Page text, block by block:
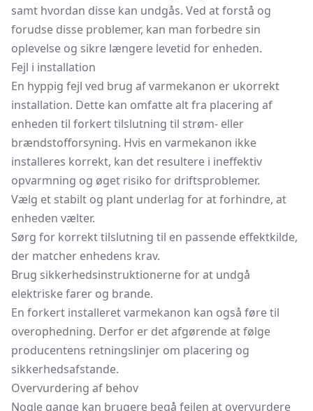
samt hvordan disse kan undgås. Ved at forstå og
forudse disse problemer, kan man forbedre sin
oplevelse og sikre længere levetid for enheden.
Fejl i installation
En hyppig fejl ved brug af varmekanon er ukorrekt
installation. Dette kan omfatte alt fra placering af
enheden til forkert tilslutning til strøm- eller
brændstofforsyning. Hvis en varmekanon ikke
installeres korrekt, kan det resultere i ineffektiv
opvarmning og øget risiko for driftsproblemer.
Vælg et stabilt og plant underlag for at forhindre, at
enheden vælter.
Sørg for korrekt tilslutning til en passende effektkilde,
der matcher enhedens krav.
Brug sikkerhedsinstruktionerne for at undgå
elektriske farer og brande.
En forkert installeret varmekanon kan også føre til
overophedning. Derfor er det afgørende at følge
producentens retningslinjer om placering og
sikkerhedsafstande.
Overvurdering af behov
Nogle gange kan brugere begå fejlen at overvurdere